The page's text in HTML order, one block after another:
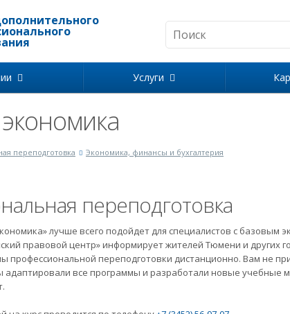
Услуги
переподготовка Экономика, финансы и бухгалтерия
переподготовка
лучше всего подойдет для специалистов с базовым
правовой центр» информирует жителей Тюмени и других
профессиональной переподготовки дистанционно. Вам не
все программы и разработали новые учебные